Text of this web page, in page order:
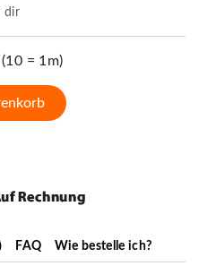
dir
= 1m)
FAQ Wie bestelle ich?